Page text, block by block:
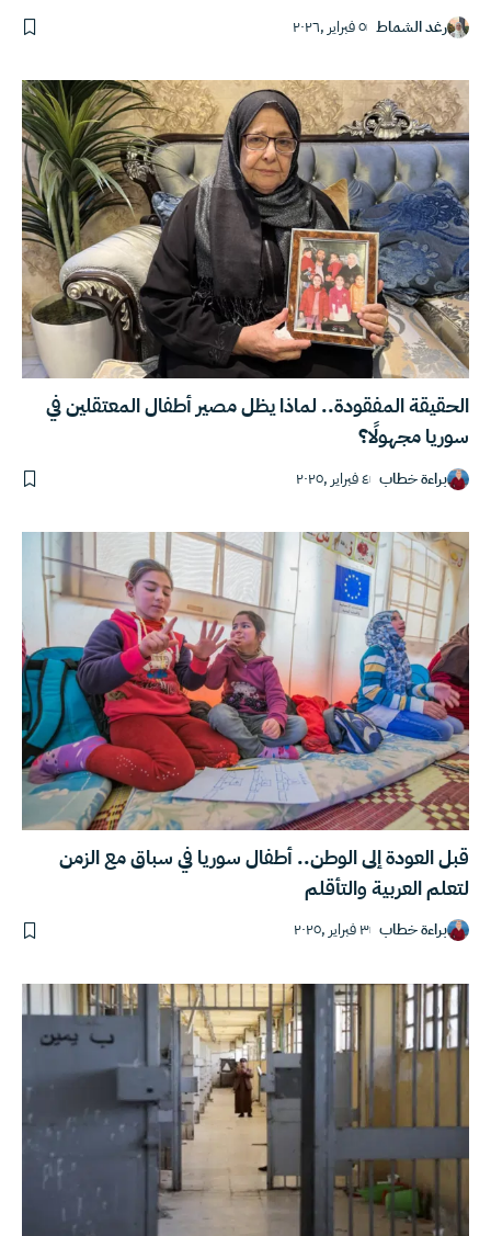
رغد الشماط ٥ فبراير ,٢٠٢٦
الحقيقة المفقودة.. لماذا يظل مصير أطفال المعتقلين في
سوريا مجهولًا؟
براءة خطاب ٤ فبراير ,٢٠٢٥
قبل العودة إلى الوطن.. أطفال سوريا في سباق مع الزمن
لتعلم العربية والتأقلم
براءة خطاب ٣ فبراير ,٢٠٢٥